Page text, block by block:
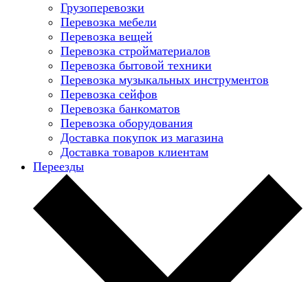
Грузоперевозки
Перевозка мебели
Перевозка вещей
Перевозка стройматериалов
Перевозка бытовой техники
Перевозка музыкальных инструментов
Перевозка сейфов
Перевозка банкоматов
Перевозка оборудования
Доставка покупок из магазина
Доставка товаров клиентам
Переезды